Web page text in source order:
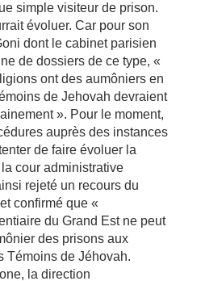
simple visiteur de prison.
évoluer. Car pour son
dont le cabinet parisien
de dossiers de ce type, «
ont des aumôniers en
de Jehovah devraient
». Pour le moment,
auprès des instances
de faire évoluer la
cour administrative
rejeté un recours du
confirmé que «
du Grand Est ne peut
des prisons aux
Témoins de Jéhovah.
la direction